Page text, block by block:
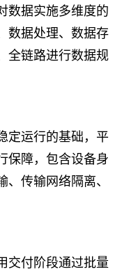
数据实施多维度的
数据处理、数据存
全链路进行数据规
定运行的基础，平
保障，包含设备身
传输网络隔离、
交付阶段通过批量